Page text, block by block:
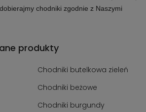
chodniki zgodnie z Naszymi
produkty
Chodniki butelkowa zieleń
Chodniki beżowe
Chodniki burgundy